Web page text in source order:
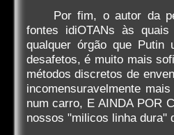
Por fim, o autor da
fontes idiOTANs às
qualquer órgão que Putin
desafetos, é muito mais
métodos discretos de
incomensuravelmente
num carro, E AINDA POR
nossos "milicos linha dura"